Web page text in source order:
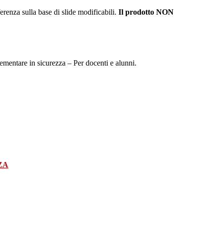
sulla base di slide modificabili. Il prodotto NON
in sicurezza – Per docenti e alunni.